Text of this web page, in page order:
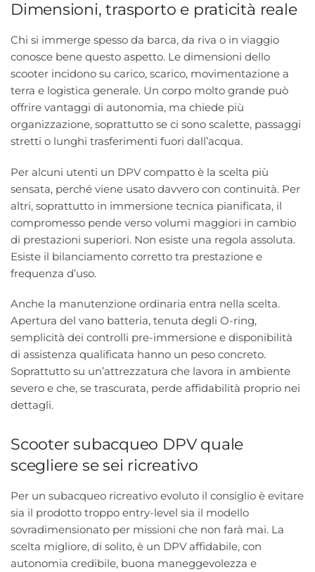
Dimensioni, trasporto e praticità reale
Chi si immerge spesso da barca, da riva o in viaggio
conosce bene questo aspetto. Le dimensioni dello
scooter incidono su carico, scarico, movimentazione a
terra e logistica generale. Un corpo molto grande può
offrire vantaggi di autonomia, ma chiede più
organizzazione, soprattutto se ci sono scalette, passaggi
stretti o lunghi trasferimenti fuori dall’acqua.
Per alcuni utenti un DPV compatto è la scelta più
sensata, perché viene usato davvero con continuità. Per
altri, soprattutto in immersione tecnica pianificata, il
compromesso pende verso volumi maggiori in cambio
di prestazioni superiori. Non esiste una regola assoluta.
Esiste il bilanciamento corretto tra prestazione e
frequenza d’uso.
Anche la manutenzione ordinaria entra nella scelta.
Apertura del vano batteria, tenuta degli O-ring,
semplicità dei controlli pre-immersione e disponibilità
di assistenza qualificata hanno un peso concreto.
Soprattutto su un’attrezzatura che lavora in ambiente
severo e che, se trascurata, perde affidabilità proprio nei
dettagli.
Scooter subacqueo DPV quale
scegliere se sei ricreativo
Per un subacqueo ricreativo evoluto il consiglio è evitare
sia il prodotto troppo entry-level sia il modello
sovradimensionato per missioni che non farà mai. La
scelta migliore, di solito, è un DPV affidabile, con
autonomia credibile, buona maneggevolezza e